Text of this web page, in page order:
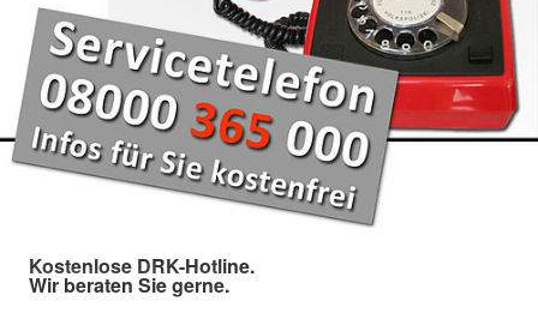
Kostenlose DRK-Hotline.
Wir beraten Sie gerne.